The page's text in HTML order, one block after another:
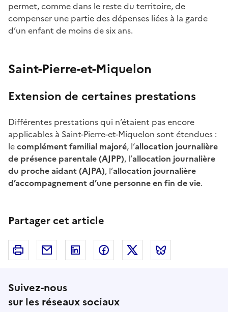
permet, comme dans le reste du territoire, de
compenser une partie des dépenses liées à la garde
d’un enfant de moins de six ans.
Saint-Pierre-et-Miquelon
Extension de certaines prestations
Différentes prestations qui n’étaient pas encore
applicables à Saint-Pierre-et-Miquelon sont étendues :
lecomplément familial majoré, l’allocation journalière
de présence parentale(AJPP), l’allocation journalière
du proche aidant (AJPA), l’allocation journalière
d’accompagnement d’une personne en fin de vie.
Partager cet article
Imprimer Courriel Linkedin FacebookTwitter
Suivez-nous
sur les réseaux sociaux